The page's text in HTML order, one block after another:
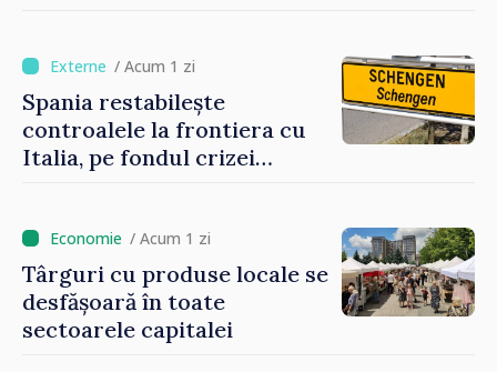
/ Acum 1 zi
Spania restabilește
controalele la frontiera cu
Italia, pe fondul crizei
/ Acum 1 zi
Târguri cu produse locale se
desfășoară în toate
sectoarele capitalei